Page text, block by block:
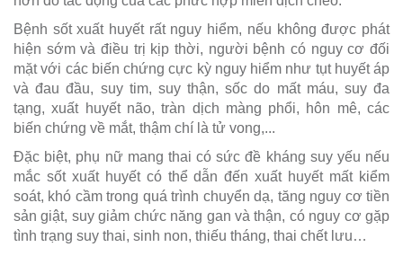
Bệnh sốt xuất huyết rất nguy hiểm, nếu không được phát
hiện sớm và điều trị kịp thời, người bệnh có nguy cơ đối
mặt với các biến chứng cực kỳ nguy hiểm như tụt huyết áp
và đau đầu, suy tim, suy thận, sốc do mất máu, suy đa
tạng, xuất huyết não, tràn dịch màng phổi, hôn mê, các
biến chứng về mắt, thậm chí là tử vong,...
Đặc biệt, phụ nữ mang thai có sức đề kháng suy yếu nếu
mắc sốt xuất huyết có thể dẫn đến xuất huyết mất kiểm
soát, khó cầm trong quá trình chuyển dạ, tăng nguy cơ tiền
sản giật, suy giảm chức năng gan và thận, có nguy cơ gặp
tình trạng suy thai, sinh non, thiếu tháng, thai chết lưu…